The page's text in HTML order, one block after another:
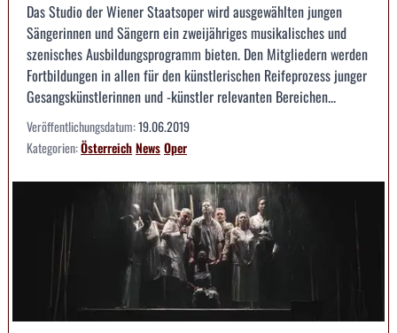
Das Studio der Wiener Staatsoper wird ausgewählten jungen
Sängerinnen und Sängern ein zweijähriges musikalisches und
szenisches Ausbildungsprogramm bieten. Den Mitgliedern werden
Fortbildungen in allen für den künstlerischen Reifeprozess junger
Gesangskünstlerinnen und -künstler relevanten Bereichen...
Veröffentlichungsdatum:19.06.2019
Kategorien:ÖsterreichNewsOper